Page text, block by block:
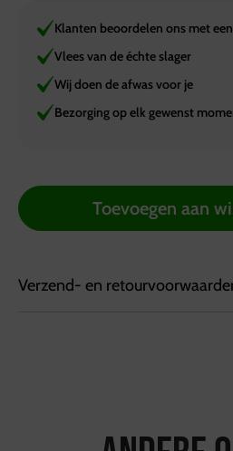
Klanten beoordelen ons met
Vlees van de échte slager
Wij doen de afwas voor je
Bezorging op elk gewenst
Toevoegen aan
Verzend- en
Ophalen kan bij de vestiging in